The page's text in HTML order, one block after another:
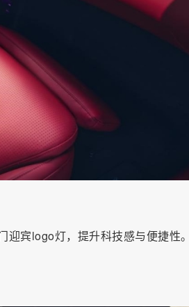
迎宾logo灯，提升科技感与便捷性